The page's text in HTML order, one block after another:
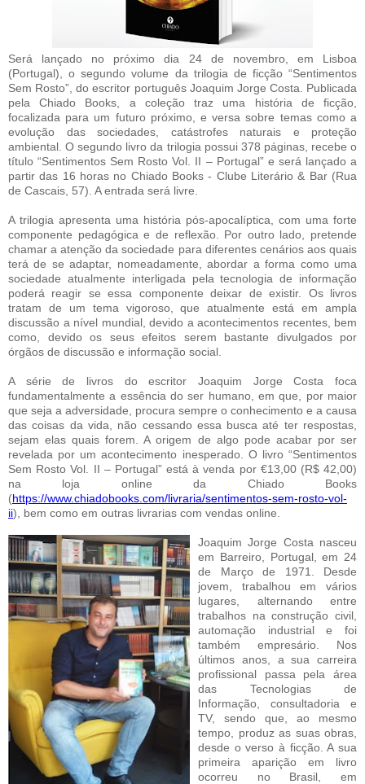
Será lançado no próximo dia 24 de novembro, em Lisboa
(Portugal), o segundo volume da trilogia de ficção “Sentimentos
Sem Rosto”, do escritor português Joaquim Jorge Costa. Publicada
pela Chiado Books, a coleção traz uma história de ficção,
focalizada para um futuro próximo, e versa sobre temas como a
evolução das sociedades, catástrofes naturais e proteção
ambiental. O segundo livro da trilogia possui 378 páginas, recebe o
título “Sentimentos Sem Rosto Vol. II – Portugal” e será lançado a
partir das 16 horas no Chiado Books - Clube Literário & Bar (Rua
de Cascais, 57). A entrada será livre.
A trilogia apresenta uma história pós-apocalíptica, com uma forte
componente pedagógica e de reflexão. Por outro lado, pretende
chamar a atenção da sociedade para diferentes cenários aos quais
terá de se adaptar, nomeadamente, abordar a forma como uma
sociedade atualmente interligada pela tecnologia de informação
poderá reagir se essa componente deixar de existir. Os livros
tratam de um tema vigoroso, que atualmente está em ampla
discussão a nível mundial, devido a acontecimentos recentes, bem
como, devido os seus efeitos serem bastante divulgados por
órgãos de discussão e informação social.
A série de livros do escritor Joaquim Jorge Costa foca
fundamentalmente a essência do ser humano, em que, por maior
que seja a adversidade, procura sempre o conhecimento e a causa
das coisas da vida, não cessando essa busca até ter respostas,
sejam elas quais forem. A origem de algo pode acabar por ser
revelada por um acontecimento inesperado. O livro “Sentimentos
Sem Rosto Vol. II – Portugal” está à venda por €13,00 (R$ 42,00)
na loja online da Chiado Books
(https://www.chiadobooks.com/livraria/sentimentos-sem-rosto-vol-
ii), bem como em outras livrarias com vendas online.
Joaquim Jorge Costa nasceu
em Barreiro, Portugal, em 24
de Março de 1971. Desde
jovem, trabalhou em vários
lugares, alternando entre
trabalhos na construção civil,
automação industrial e foi
também empresário. Nos
últimos anos, a sua carreira
profissional passa pela área
das Tecnologias de
Informação, consultadoria e
TV, sendo que, ao mesmo
tempo, produz as suas obras,
desde o verso à ficção. A sua
primeira aparição em livro
ocorreu no Brasil, em